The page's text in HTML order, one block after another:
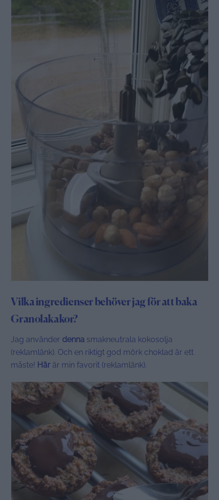
Vilka ingredienser behöver jag för att baka
Granolakakor?
Jag använder denna smakneutrala kokosolja
(reklamlänk). Och en riktigt god mörk choklad är ett
måste! Här är min favorit (reklamlänk).